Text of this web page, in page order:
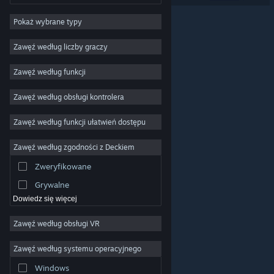
© Valve Corporation. Wszelkie prawa zastrzeżone.
Wszystkie znaki handlowe są własnością ich prawnych
Polityka prywatności|Informacje prawne|Ułatwienia
dostępu|Umowa użytkownika Steam|Zwrot
pieniędzy|Ciasteczka
RPG
MMO
Niezależne
Wczesny dostęp
Symulatory
Wyścigowe
Sportowe
Pokaż wybrane typy
Zawęź według liczby graczy
Zawęź według funkcji
Zawęź według obsługi kontrolera
Zawęź według funkcji ułatwień dostępu
Zawęź według zgodności z Deckiem
Zweryfikowane
Grywalne
Dowiedz się więcej
Zawęź według obsługi VR
Zawęź według systemu operacyjnego
Windows